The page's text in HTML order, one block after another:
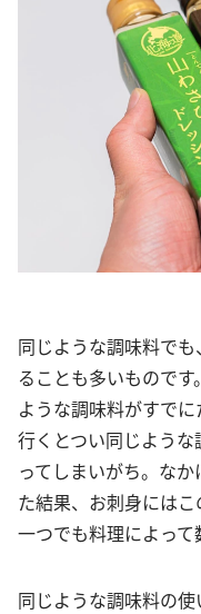
同じような調味料で
ることも多いもので
ような調味料がすで
行くとつい同じよう
ってしまいがち。な
た結果、お刺身には
一つでも料理によって
同じような調味料の